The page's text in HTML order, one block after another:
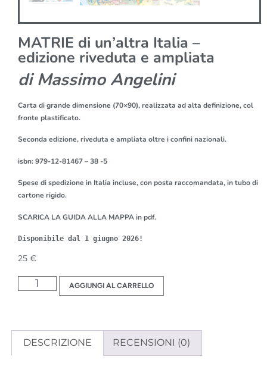
MATRIE di un’altra Italia –
edizione riveduta e ampliata
di Massimo Angelini
Carta di grande dimensione (70×90), realizzata ad alta definizione, col
fronte plastificato.
Seconda edizione, riveduta e ampliata oltre i confini nazionali.
isbn: 979-12-81467 – 38 -5
Spese di spedizione in Italia incluse, con posta raccomandata, in tubo di
cartone rigido.
SCARICA LA GUIDA ALLA MAPPA in pdf.
Disponibile dal 1 giugno 2026!
25 €
AGGIUNGI AL CARRELLO
DESCRIZIONE RECENSIONI (0)